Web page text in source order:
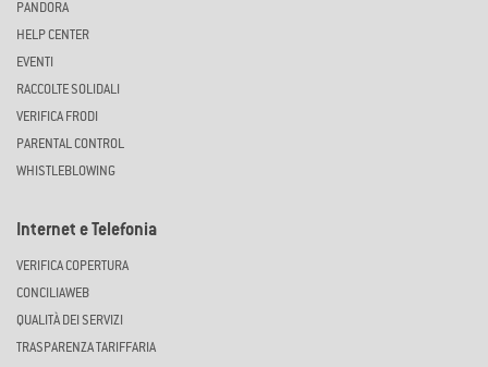
PANDORA
HELP CENTER
EVENTI
RACCOLTE SOLIDALI
VERIFICA FRODI
PARENTAL CONTROL
WHISTLEBLOWING
Internet e Telefonia
VERIFICA COPERTURA
CONCILIAWEB
QUALITÀ DEI SERVIZI
TRASPARENZA TARIFFARIA